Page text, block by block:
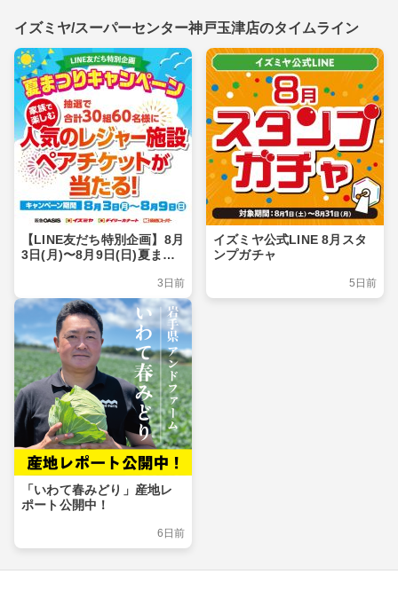
イズミヤ/スーパーセンター神戸玉津店のタイムライン
【LINE友だち特別企画】8月
3日(月)〜8月9日(日)夏まつ
3日前
イズミヤ公式LINE 8月スタ
ンプガチャ
5日前
「いわて春みどり」産地レ
ポート公開中！
6日前